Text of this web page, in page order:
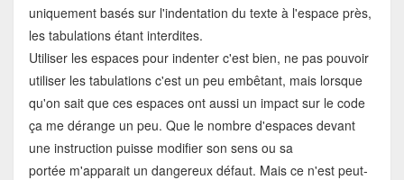
uniquement basés sur l'indentation du texte à l'espace près,
les tabulations étant interdites.
Utiliser les espaces pour indenter c'est bien, ne pas pouvoir
utiliser les tabulations c'est un peu embêtant, mais lorsque
qu'on sait que ces espaces ont aussi un impact sur le code
ça me dérange un peu. Que le nombre d'espaces devant
une instruction puisse modifier son sens ou sa
portée m'apparait un dangereux défaut. Mais ce n'est peut-